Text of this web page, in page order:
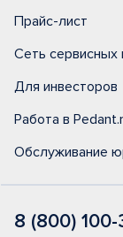
Прайс-лист
Сеть сервисных
Для инвесторов
Работа в
Обслуживание
8 (800) 100-